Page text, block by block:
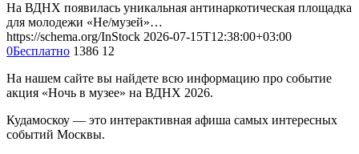
На ВДНХ появилась уникальная антинаркотическая площадка
для молодежи «Не/музей»…
https://schema.org/InStock 2026-07-15T12:38:00+03:00
0Бесплатно 1386 12
На нашем сайте вы найдете всю информацию про событие
акция «Ночь в музее» на ВДНХ 2026.
Кудамоскоу — это интерактивная афиша самых интересных
событий Москвы.